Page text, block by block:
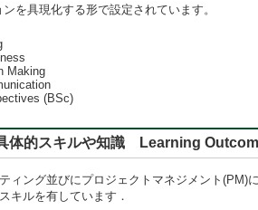
を具現化する形で設定されています。
Making
(BSc)
体的スキルや知識 Learning
ィング並びにプロジェクトマネジメント
キルを有しています．